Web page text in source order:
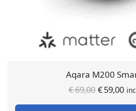
Aqara M200
€69,00
prijs
€59,00